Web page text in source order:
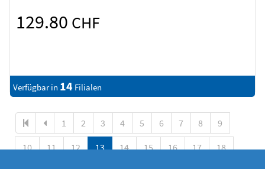
129.80 CHF
Verfügbar in 14 Filialen
1 2 3 4 5 6 7 8 9
10 11 12 13 14 15 16 17 18